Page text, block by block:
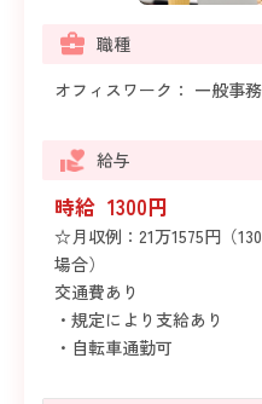
職種
オフィスワーク： 一般事
給与
時給 1300円
☆月収例：21万1575円（
場合）
交通費あり
・規定により支給あり
・自転車通勤可